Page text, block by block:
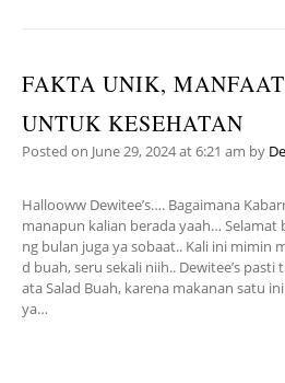
FAKTA UNIK,
UNTUK KESEHATAN
Posted on June 29, 2024at 6:21 am by
Hallooww Dewitee’s…. Bagaimana
manapun kalian berada yaah…
ng bulan juga ya sobaat.. Kali ini mimin
d buah, seru sekali niih.. Dewitee’s
ata Salad Buah, karena makanan satu
ya…